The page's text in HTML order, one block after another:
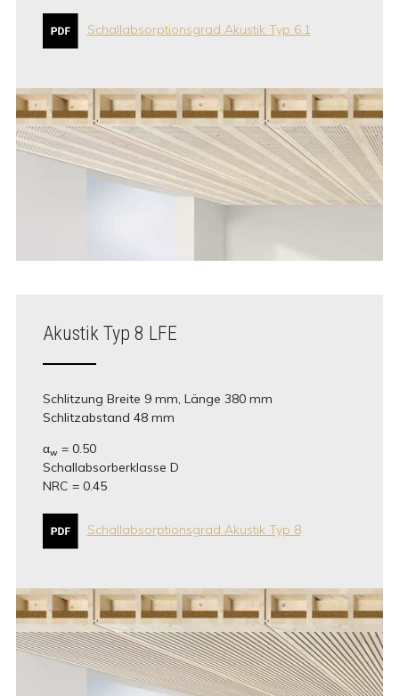
Schallabsorptionsgrad Akustik Typ 6.1
Akustik Typ 8 LFE
Schlitzung Breite 9 mm, Länge 380 mm
Schlitzabstand 48 mm
αw = 0.50
Schallabsorberklasse D
NRC = 0.45
Schallabsorptionsgrad Akustik Typ 8